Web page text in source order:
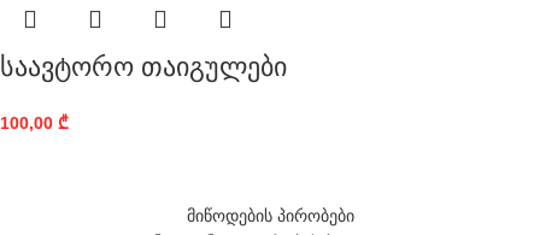
საავტორო თაიგულები
100,00 ₾
მიწოდების პირობები